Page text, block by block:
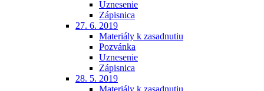
Uznesenie
Zápisnica
27. 6. 2019
Materiály k zasadnutiu
Pozvánka
Uznesenie
Zápisnica
28. 5. 2019
Materiály k zasadnutiu